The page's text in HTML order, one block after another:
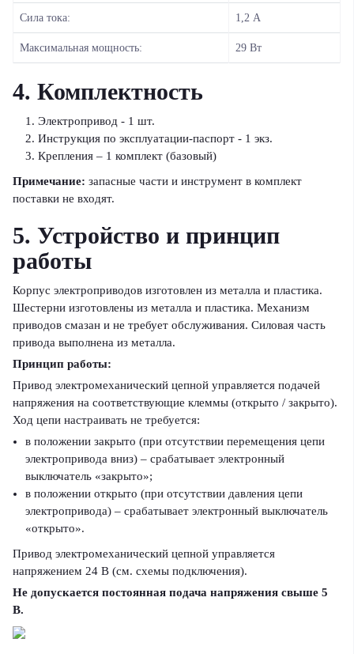
Сила тока: 1,2 А
Максимальная мощность: 29 Вт
4. Комплектность
Электропривод - 1 шт.
Инструкция по эксплуатации-паспорт - 1 экз.
Крепления – 1 комплект (базовый)
Примечание: запасные части и инструмент в комплект
поставки не входят.
5. Устройство и принцип
работы
Корпус электроприводов изготовлен из металла и пластика.
Шестерни изготовлены из металла и пластика. Механизм
приводов смазан и не требует обслуживания. Силовая часть
привода выполнена из металла.
Принцип работы:
Привод электромеханический цепной управляется подачей
напряжения на соответствующие клеммы (открыто / закрыто).
Ход цепи настраивать не требуется:
в положении закрыто (при отсутствии перемещения цепи
электропривода вниз) – срабатывает электронный
выключатель «закрыто»;
в положении открыто (при отсутствии давления цепи
электропривода) – срабатывает электронный выключатель
«открыто».
Привод электромеханический цепной управляется
напряжением 24 В (см. схемы подключения).
Не допускается постоянная подача напряжения свыше 5
В.